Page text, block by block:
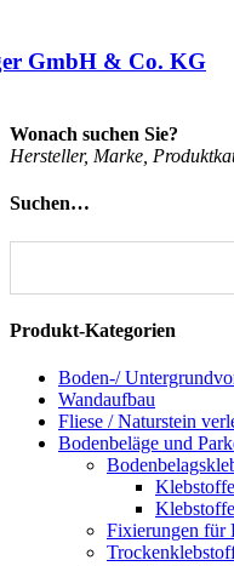
GmbH & Co. KG
Wonach suchen Sie?
Her­stel­ler, Mar­ke,
Suchen…
Produkt-Kategorien
Boden-/
Wandaufbau
Fliese / Naturstein
Bodenbeläge und
Fixierungen für